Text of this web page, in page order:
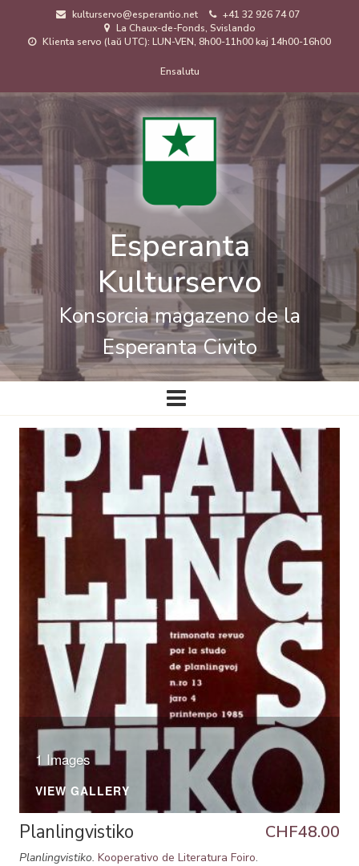
kulturservo@esperantio.net
+41 32 926 74 07
La Chaux-de-Fonds, Svislando
Klienta servo (laŭ UTC): LUN-VEN, 8h00-11h00 kaj 14h00-16h00
de
uzanto
Ensalutu
Esperanta
Kulturservo
Konsorcia magazeno de la
Esperanta Civito
Ĉefa
navigado
1 Images
VIEW GALLERY
Planlingvistiko CHF48.00
Planlingvistiko. Kooperativo de Literatura Foiro.